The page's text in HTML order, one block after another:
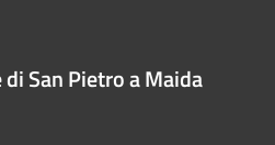
di San Pietro a Maida